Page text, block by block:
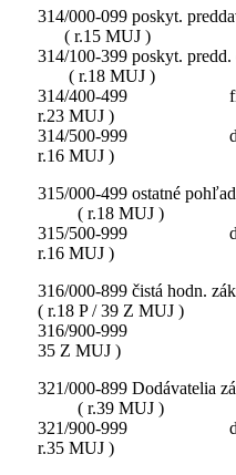
314/000-099
( r.15 MUJ )
314/100-399 poskyt.
( r.18 MUJ )
314/400-
r.23 MUJ )
314/500-
r.16 MUJ )
315/000-499 ostatné
( r.18 MUJ )
315/500-
r.16 MUJ )
316/000-899 čistá
( r.18 P / 39 Z MUJ )
316/900-999
35 Z MUJ )
321/000-899
( r.39 MUJ )
321/900-
r.35 MUJ )